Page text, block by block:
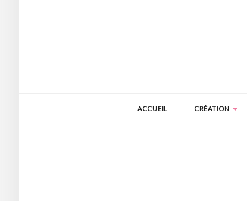
ACCUEIL CRÉATION